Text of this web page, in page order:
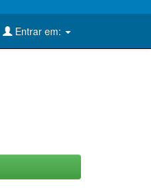
Entrar em: